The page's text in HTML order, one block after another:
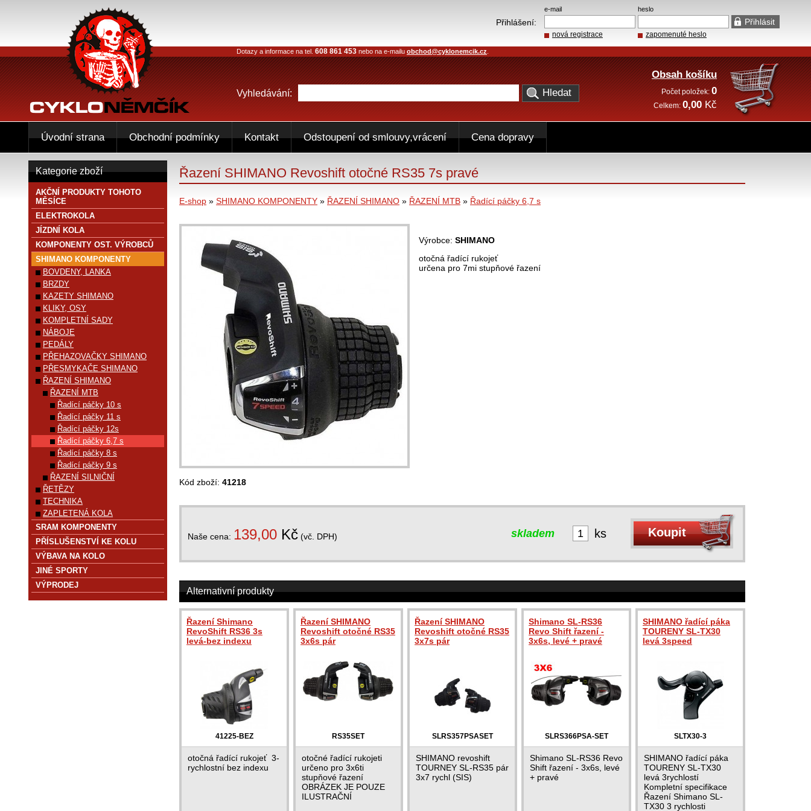
Řazení SHIMANO Revoshift otočné RS35 7s pravé
E-shop » SHIMANO KOMPONENTY » ŘAZENÍ SHIMANO » ŘAZENÍ MTB » Řadící páčky 6,7 s
Výrobce: SHIMANO
otočná řadící rukojeť
určena pro 7mi stupňové řazení
Kód zboží: 41218
Naše cena: 139,00 Kč (vč. DPH) ks
skladem
Alternativní produkty
Řazení Shimano
RevoShift RS36 3s
levá-bez indexu
41225-BEZ
otočná řadící rukojeť 3-
rychlostní bez indexu
Řazení SHIMANO
Revoshift otočné RS35
3x6s pár
RS35SET
otočné řadící rukojeti
určeno pro 3x6ti
stupňové řazení
OBRÁZEK JE POUZE
ILUSTRAČNÍ
Řazení SHIMANO
Revoshift otočné RS35
3x7s pár
SLRS357PSASET
SHIMANO revoshift
TOURNEY SL-RS35 pár
3x7 rychl (SIS)
Shimano SL-RS36
Revo Shift řazení -
3x6s, levé + pravé
SLRS366PSA-SET
Shimano SL-RS36 Revo
Shift řazení - 3x6s, levé
+ pravé
SHIMANO řadící páka
TOURENY SL-TX30
levá 3speed
SLTX30-3
SHIMANO řadící páka
TOURENY SL-TX30
levá 3rychlostí
Kompletní specifikace
Řazení Shimano SL-
TX30 3 rychlosti
Kategorie zboží
AKČNÍ PRODUKTY TOHOTO
MĚSÍCE
ELEKTROKOLA
JÍZDNÍ KOLA
KOMPONENTY OST. VÝROBCŮ
SHIMANO KOMPONENTY
BOVDENY, LANKA
BRZDY
KAZETY SHIMANO
KLIKY, OSY
KOMPLETNÍ SADY
NÁBOJE
PEDÁLY
PŘEHAZOVAČKY SHIMANO
PŘESMYKAČE SHIMANO
ŘAZENÍ SHIMANO
ŘAZENÍ MTB
Řadící páčky 10 s
Řadící páčky 11 s
Řadící páčky 12s
Řadící páčky 6,7 s
Řadící páčky 8 s
Řadící páčky 9 s
ŘAZENÍ SILNIČNÍ
ŘETĚZY
TECHNIKA
ZAPLETENÁ KOLA
SRAM KOMPONENTY
PŘÍSLUŠENSTVÍ KE KOLU
VÝBAVA NA KOLO
JINÉ SPORTY
VÝPRODEJ
e-mail heslo
Přihlášení:
nová registrace zapomenuté heslo
Dotazy a informace na tel. 608 861 453 nebo na e-mailu obchod@cyklonemcik.cz
Vyhledávání:
Obsah košíku
Počet položek:0
Celkem: 0,00 Kč
Úvodní strana Obchodní podmínky Kontakt Odstoupení od smlouvy,vrácení Cena dopravy